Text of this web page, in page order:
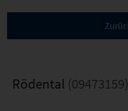
Rödental (09473159)